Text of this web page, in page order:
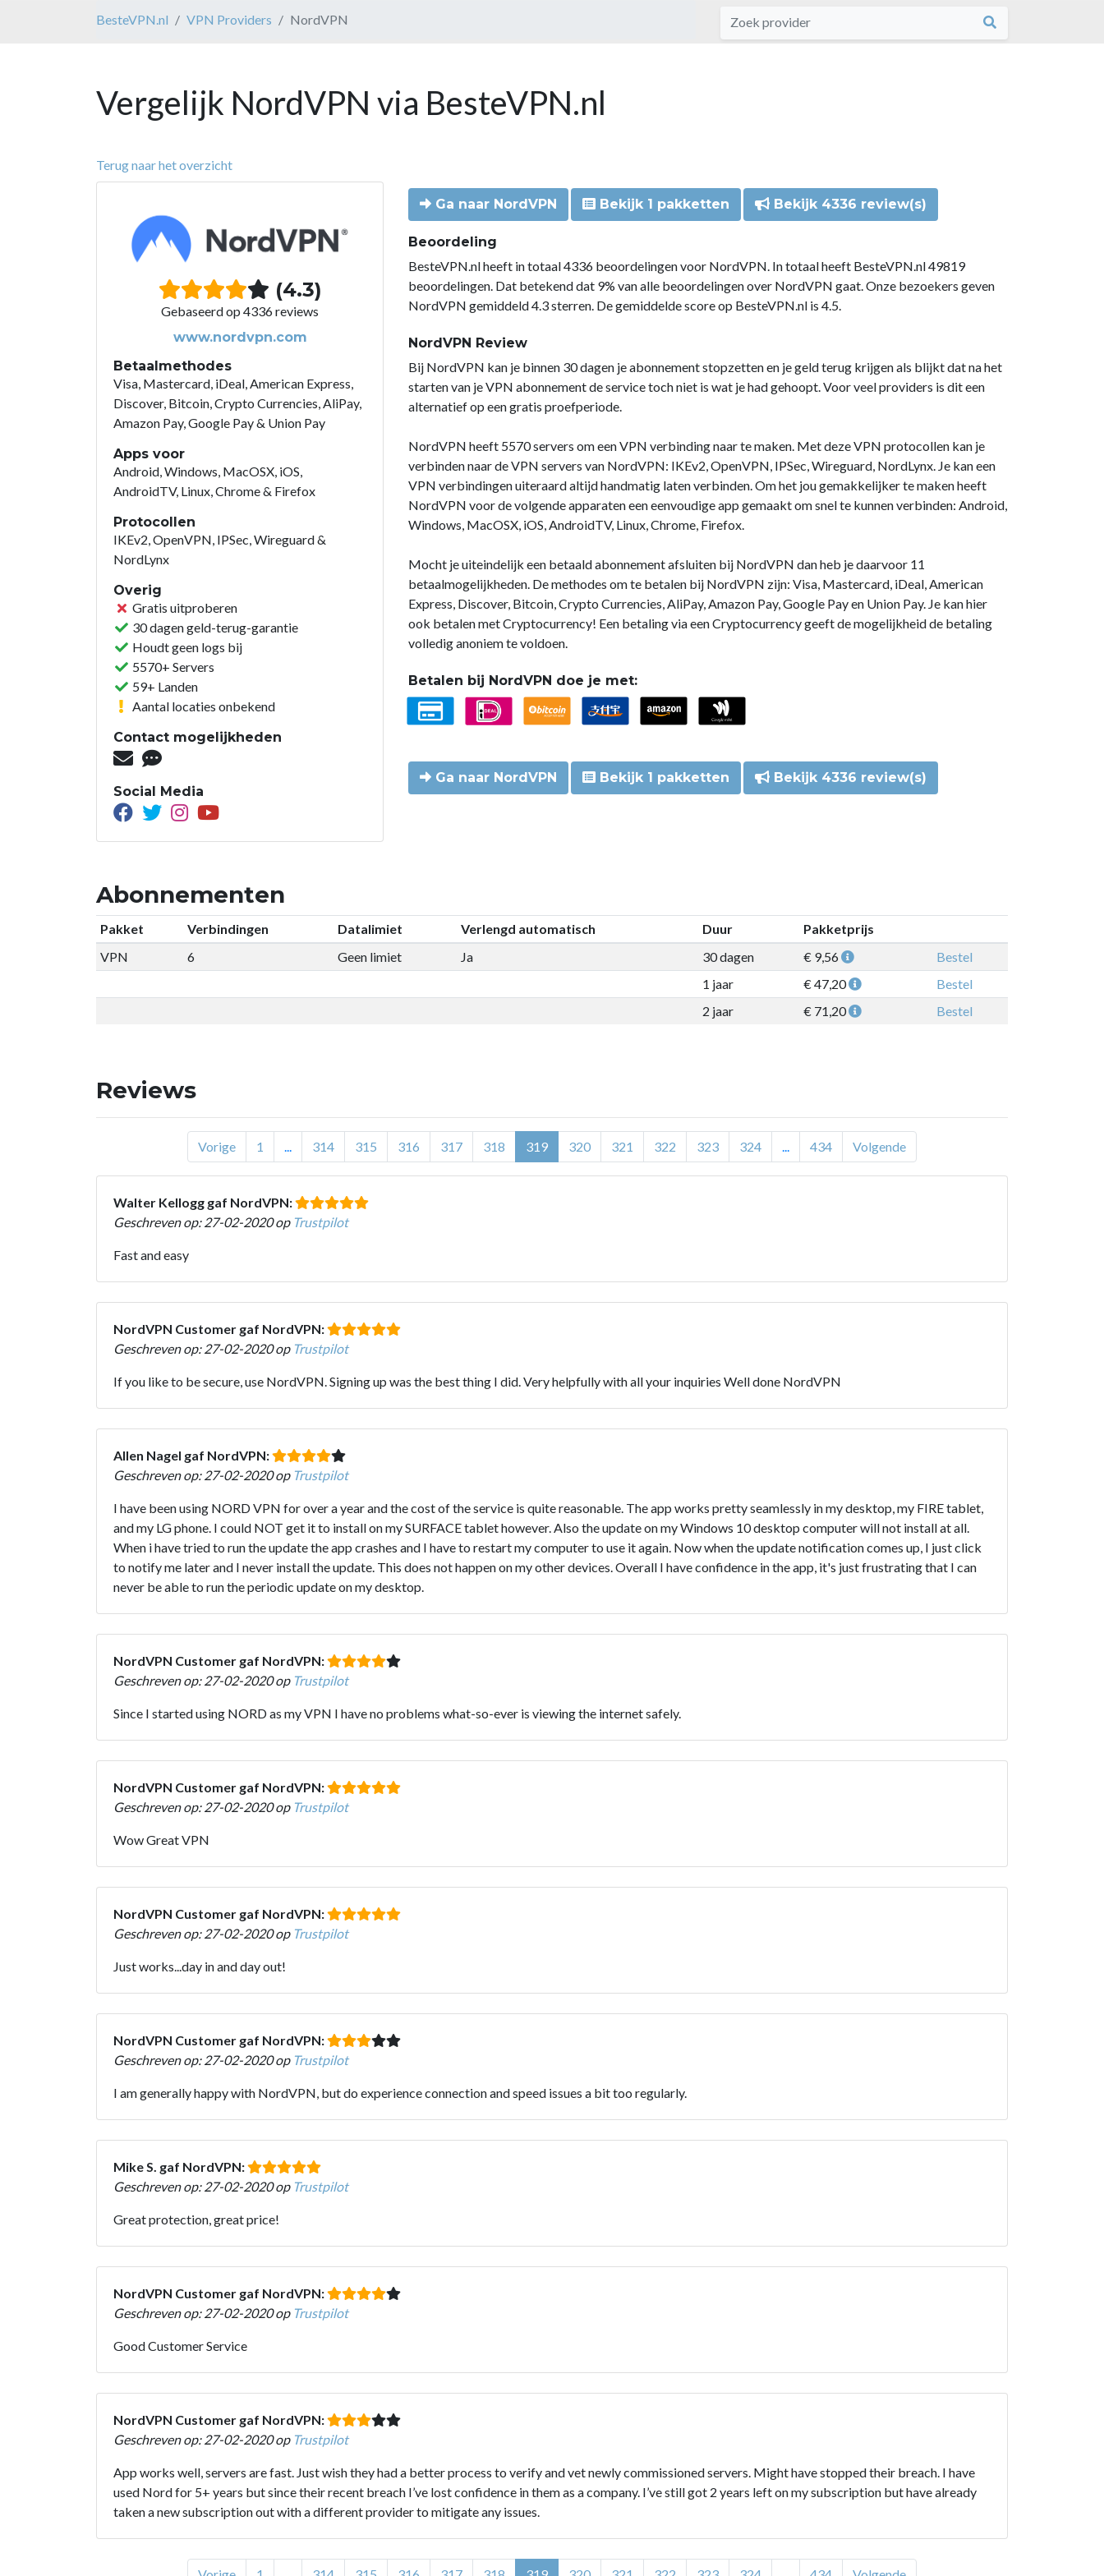
BesteVPN.nl VPN Providers NordVPN
Vergelijk NordVPN via BesteVPN.nl
Terug naar het overzicht
(4.3)
Gebaseerd op 4336 reviews
www.nordvpn.com
Betaalmethodes
Visa, Mastercard, iDeal, American Express,
Discover, Bitcoin, Crypto Currencies, AliPay,
Amazon Pay, Google Pay & Union Pay
Apps voor
Android, Windows, MacOSX, iOS,
AndroidTV, Linux, Chrome & Firefox
Protocollen
IKEv2, OpenVPN, IPSec, Wireguard &
NordLynx
Overig
Gratis uitproberen
30 dagen geld-terug-garantie
Houdt geen logs bij
5570+ Servers
59+ Landen
Aantal locaties onbekend
Contact mogelijkheden
Social Media
Ga naar NordVPN Bekijk 1 pakketten Bekijk 4336 review(s)
Beoordeling
BesteVPN.nl heeft in totaal 4336 beoordelingen voor NordVPN. In totaal heeft BesteVPN.nl 49819
beoordelingen. Dat betekend dat 9% van alle beoordelingen over NordVPN gaat. Onze bezoekers geven
NordVPN gemiddeld 4.3 sterren. De gemiddelde score op BesteVPN.nl is 4.5.
NordVPN Review
Bij NordVPN kan je binnen 30 dagen je abonnement stopzetten en je geld terug krijgen als blijkt dat na het
starten van je VPN abonnement de service toch niet is wat je had gehoopt. Voor veel providers is dit een
alternatief op een gratis proefperiode.
NordVPN heeft 5570 servers om een VPN verbinding naar te maken. Met deze VPN protocollen kan je
verbinden naar de VPN servers van NordVPN: IKEv2, OpenVPN, IPSec, Wireguard, NordLynx. Je kan een
VPN verbindingen uiteraard altijd handmatig laten verbinden. Om het jou gemakkelijker te maken heeft
NordVPN voor de volgende apparaten een eenvoudige app gemaakt om snel te kunnen verbinden: Android,
Windows, MacOSX, iOS, AndroidTV, Linux, Chrome, Firefox.
Mocht je uiteindelijk een betaald abonnement afsluiten bij NordVPN dan heb je daarvoor 11
betaalmogelijkheden. De methodes om te betalen bij NordVPN zijn: Visa, Mastercard, iDeal, American
Express, Discover, Bitcoin, Crypto Currencies, AliPay, Amazon Pay, Google Pay en Union Pay. Je kan hier
ook betalen met Cryptocurrency! Een betaling via een Cryptocurrency geeft de mogelijkheid de betaling
volledig anoniem te voldoen.
Betalen bij NordVPN doe je met:
Ga naar NordVPN Bekijk 1 pakketten Bekijk 4336 review(s)
Abonnementen
Pakket Verbindingen Datalimiet Verlengd automatisch Duur
Pakketprijs
VPN
6 Geen limiet Ja 30 dagen € 9,56
Bestel
1 jaar
€ 47,20
Bestel
2 jaar
€ 71,20 Bestel
Reviews
Vorige 1 314 315 316 317 318 319 320 321 322 323 324 434 Volgende
Walter Kellogg gaf NordVPN:
Geschreven op: 27-02-2020 op Trustpilot
Fast and easy
NordVPN Customer gaf NordVPN:
Geschreven op: 27-02-2020 op Trustpilot
If you like to be secure, use NordVPN. Signing up was the best thing I did. Very helpfully with all your inquiries Well done NordVPN
Allen Nagel gaf NordVPN:
Geschreven op: 27-02-2020 op Trustpilot
I have been using NORD VPN for over a year and the cost of the service is quite reasonable. The app works pretty seamlessly in my desktop, my FIRE tablet,
and my LG phone. I could NOT get it to install on my SURFACE tablet however. Also the update on my Windows 10 desktop computer will not install at all.
When i have tried to run the update the app crashes and I have to restart my computer to use it again. Now when the update notification comes up, I just click
to notify me later and I never install the update. This does not happen on my other devices. Overall I have confidence in the app, it's just frustrating that I can
never be able to run the periodic update on my desktop.
NordVPN Customer gaf NordVPN:
Geschreven op: 27-02-2020 op Trustpilot
Since I started using NORD as my VPN I have no problems what-so-ever is viewing the internet safely.
NordVPN Customer gaf NordVPN:
Geschreven op: 27-02-2020 op Trustpilot
Wow Great VPN
NordVPN Customer gaf NordVPN:
Geschreven op: 27-02-2020 op Trustpilot
Just works...day in and day out!
NordVPN Customer gaf NordVPN:
Geschreven op: 27-02-2020 op Trustpilot
I am generally happy with NordVPN, but do experience connection and speed issues a bit too regularly.
Mike S. gaf NordVPN:
Geschreven op: 27-02-2020 op Trustpilot
Great protection, great price!
NordVPN Customer gaf NordVPN:
Geschreven op: 27-02-2020 op Trustpilot
Good Customer Service
NordVPN Customer gaf NordVPN:
Geschreven op: 27-02-2020 op Trustpilot
App works well, servers are fast. Just wish they had a better process to verify and vet newly commissioned servers. Might have stopped their breach. I have
used Nord for 5+ years but since their recent breach I’ve lost confidence in them as a company. I’ve still got 2 years left on my subscription but have already
taken a new subscription out with a different provider to mitigate any issues.